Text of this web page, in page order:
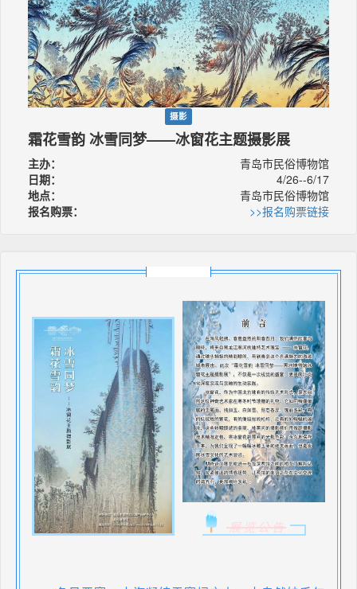
摄影
霜花雪韵 冰雪同梦——冰窗花主题摄影展
主办：
青岛市民俗博物馆
日期：
4/26--6/17
地点：
青岛市民俗博物馆
报名购票：
>>报名购票链接
展览公告